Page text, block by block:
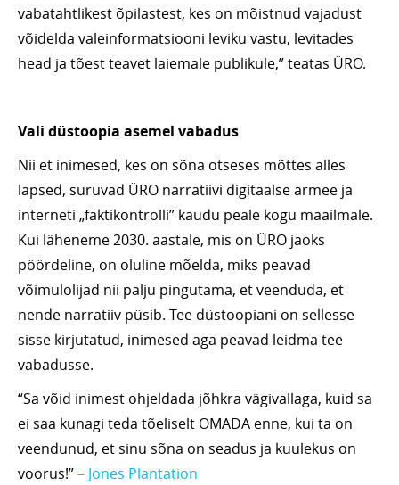
vabatahtlikest õpilastest, kes on mõistnud vajadust
võidelda valeinformatsiooni leviku vastu, levitades
head ja tõest teavet laiemale publikule,” teatas ÜRO.
Vali düstoopia asemel vabadus
Nii et inimesed, kes on sõna otseses mõttes alles
lapsed, suruvad ÜRO narratiivi digitaalse armee ja
interneti „faktikontrolli” kaudu peale kogu maailmale.
Kui läheneme 2030. aastale, mis on ÜRO jaoks
pöördeline, on oluline mõelda, miks peavad
võimulolijad nii palju pingutama, et veenduda, et
nende narratiiv püsib. Tee düstoopiani on sellesse
sisse kirjutatud, inimesed aga peavad leidma tee
vabadusse.
“Sa võid inimest ohjeldada jõhkra vägivallaga, kuid sa
ei saa kunagi teda tõeliselt OMADA enne, kui ta on
veendunud, et sinu sõna on seadus ja kuulekus on
voorus!”– Jones Plantation